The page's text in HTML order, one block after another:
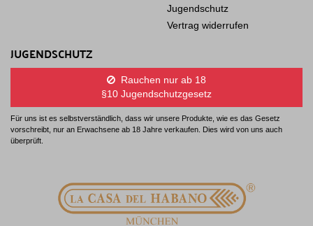
Jugendschutz
Vertrag widerrufen
JUGENDSCHUTZ
Rauchen nur ab 18
§10 Jugendschutzgesetz
Für uns ist es selbstverständlich, dass wir unsere Produkte, wie es das Gesetz
vorschreibt, nur an Erwachsene ab 18 Jahre verkaufen. Dies wird von uns auch
überprüft.